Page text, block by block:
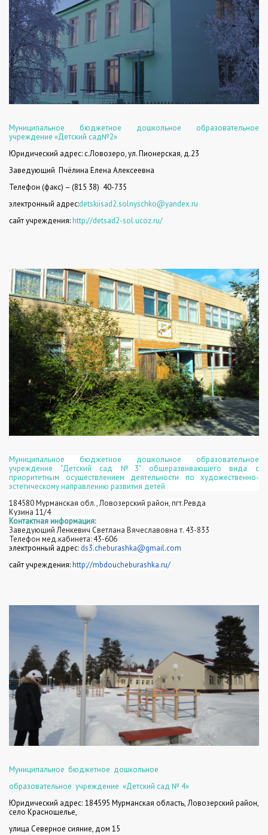
Муниципальное бюджетное дошкольное образовательное
учреждение «Детский сад№2»
Юридический адрес: с.Ловозеро, ул. Пионерская, д.23
Заведующий Пчёлина Елена Алексеевна
Телефон (факс) – (815 38) 40-735
электронный адрес:detskiisad2.solnyschko@yandex.ru
сайт учреждения:http://detsad2-sol.ucoz.ru/
Муниципальное бюджетное дошкольное образовательное
учреждение "Детский сад №3" общеразвивающего вида с
приоритетным осуществлением деятельности по художественно-
эстетическому направлению развития детей
184580 Мурманская обл., Ловозерский район, пгт.Ревда
Кузина 11/4
Контактная информация:
Заведующий Ленкевич Светлана Вячеславовна т. 43-833
Телефон мед.кабинета: 43-606
электронный адрес:ds3.cheburashka@gmail.com
сайт учреждения:http://mbdoucheburashka.ru/
Муниципальное бюджетное дошкольное
образовательное учреждение «Детский сад № 4»
Юридический адрес: 184595 Мурманская область, Ловозерский район,
село Краснощелье,
улица Северное сияние, дом 15